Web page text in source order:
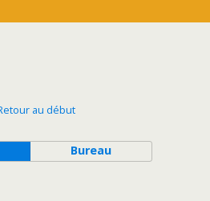
au début
Bureau